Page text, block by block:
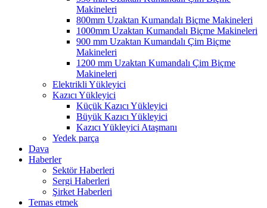
Makineleri
800mm Uzaktan Kumandalı Biçme Makineleri
1000mm Uzaktan Kumandalı Biçme Makineleri
900 mm Uzaktan Kumandalı Çim Biçme
Makineleri
1200 mm Uzaktan Kumandalı Çim Biçme
Makineleri
Elektrikli Yükleyici
Kazıcı Yükleyici
Küçük Kazıcı Yükleyici
Büyük Kazıcı Yükleyici
Kazıcı Yükleyici Ataşmanı
Yedek parça
Dava
Haberler
Sektör Haberleri
Sergi Haberleri
Şirket Haberleri
Temas etmek